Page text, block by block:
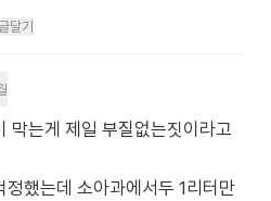
달기
막는게 제일 부질없는짓이라고
했는데 소아과에서두 1리터만